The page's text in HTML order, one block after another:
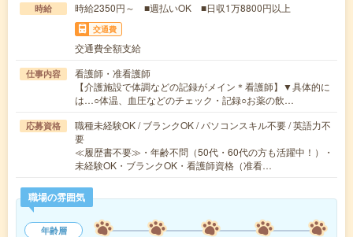
時給 時給2350円～ ■週払いOK ■日収1万8800円以上
交通費
交通費全額支給
仕事内容
看護師・准看護師
【介護施設で体調などの記録がメイン＊看護師】▼具体的に
は…○体温、血圧などのチェック・記録○お薬の飲…
応募資格
職種未経験OK / ブランクOK / パソコンスキル不要 / 英語力不
要
≪履歴書不要≫・年齢不問（50代・60代の方も活躍中！）・
未経験OK・ブランクOK・看護師資格（准看…
職場の雰囲気
年齢層